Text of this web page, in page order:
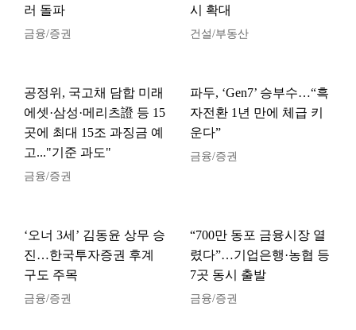
러 돌파
금융/증권
시 확대
건설/부동산
공정위, 국고채 담합 미래
에셋·삼성·메리츠證 등 15
곳에 최대 15조 과징금 예
고..."기준 과도"
금융/증권
파두, ‘Gen7’ 승부수…“흑
자전환 1년 만에 체급 키
운다”
금융/증권
‘오너 3세’ 김동윤 상무 승
진…한국투자증권 후계
구도 주목
금융/증권
“700만 동포 금융시장 열
렸다”…기업은행·농협 등
7곳 동시 출발
금융/증권